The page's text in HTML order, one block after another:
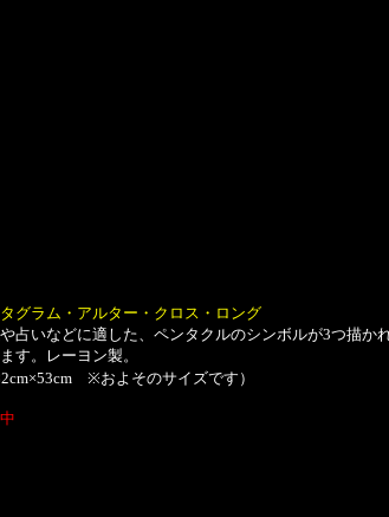
グラム・アルター・クロス・ロング
占いなどに適した、ペンタクルのシンボルが3つ描か
す。レーヨン製。
※およそのサイズです）